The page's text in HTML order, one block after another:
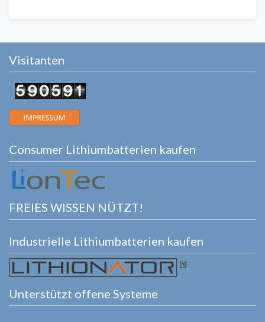
Visitanten
Consumer Lithiumbatterien kaufen
FREIES WISSEN NÜTZT!
Industrielle Lithiumbatterien kaufen
Unterstützt offene Systeme